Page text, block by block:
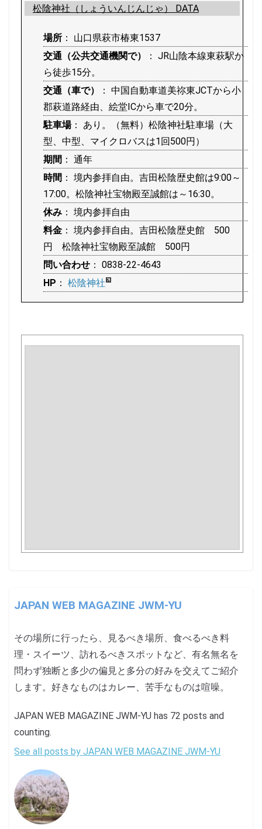
松陰神社（しょういんじんじゃ） DATA
場所 ： 山口県萩市椿東1537
交通（公共交通機関で）
： JR山陰本線東萩駅か
ら徒歩15分。
交通（車で）
： 中国自動車道美祢東JCTから小
郡萩道路経由、絵堂ICから車で20分。
駐車場： あり。（無料）松陰神社駐車場（大
型、中型、マイクロバスは1回500円）
期間 ： 通年
時間 ： 境内参拝自由。吉田松陰歴史館は9:00～
17:00。松陰神社宝物殿至誠館は～16:30。
休み ： 境内参拝自由
料金 ： 境内参拝自由。吉田松陰歴史館 500
円 松陰神社宝物殿至誠館 500円
問い合わせ ： 0838-22-4643
HP ： 松陰神社
JAPAN WEB MAGAZINE JWM-YU
その場所に行ったら、見るべき場所、食べるべき料
理・スイーツ、訪れるべきスポットなど、有名無名を
問わず独断と多少の偏見と多分の好みを交えてご紹介
します。好きなものはカレー、苦手なものは喧噪。
JAPAN WEB MAGAZINE JWM-YU has 72 posts and
counting.
See all posts by JAPAN WEB MAGAZINE JWM-YU